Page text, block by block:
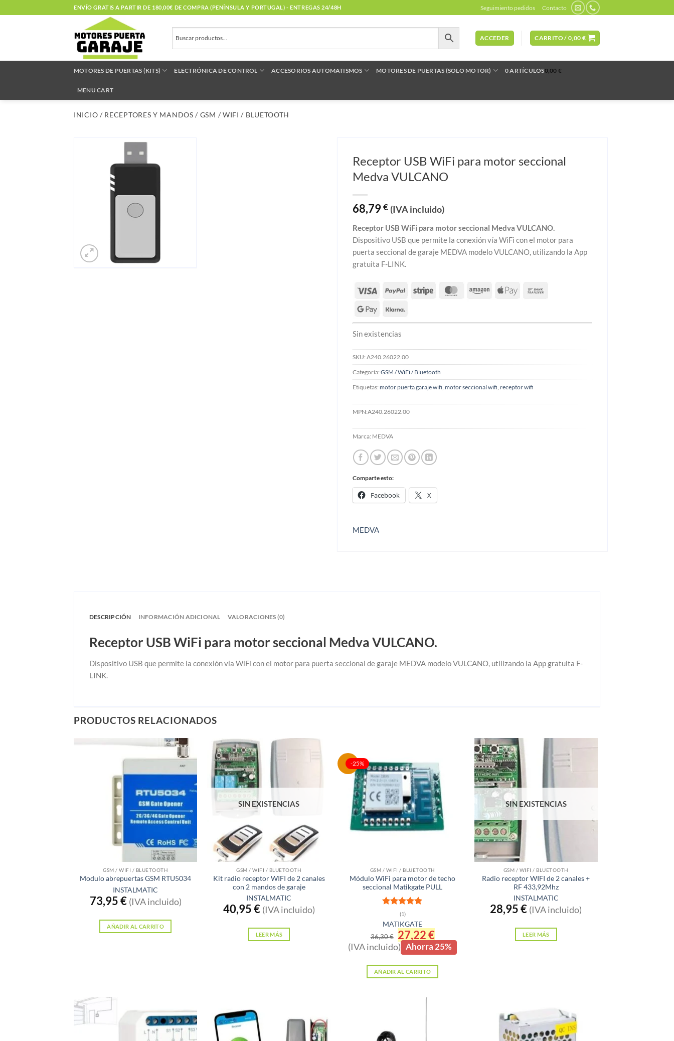
al
ENVÍO GRATIS A PARTIR DE 180,00€ DE COMPRA (PENÍNSULA Y PORTUGAL) - ENTREGAS 24/48H Seguimiento pedidos Contacto
ACCEDER CARRITO / 0,00 €
MOTORES DE PUERTAS (KITS) ELECTRÓNICA DE CONTROL ACCESORIOS AUTOMATISMOS MOTORES DE PUERTAS (SOLO MOTOR) 0 ARTÍCULOS0,00 €
MENU CART
INICIO / RECEPTORES Y MANDOS / GSM / WIFI / BLUETOOTH
Receptor USB WiFi para motor seccional
Medva VULCANO
68,79 € (IVA incluido)
Receptor USB WiFi para motor seccional Medva VULCANO.
Dispositivo USB que permite la conexión vía WiFi con el motor para
puerta seccional de garaje MEDVA modelo VULCANO, utilizando la App
gratuita F-LINK.
Sin existencias
SKU: A240.26022.00
Categoría: GSM / WiFi / Bluetooth
Etiquetas: motor puerta garaje wifi, motor seccional wifi, receptor wifi
MPN:A240.26022.00
Marca: MEDVA
Comparte esto:
Facebook X
MEDVA
DESCRIPCIÓN INFORMACIÓN ADICIONAL VALORACIONES (0)
Receptor USB WiFi para motor seccional Medva VULCANO.
Dispositivo USB que permite la conexión vía WiFi con el motor para puerta seccional de garaje MEDVA modelo VULCANO, utilizando la App gratuita F-
LINK.
PRODUCTOS RELACIONADOS
GSM / WIFI / BLUETOOTH
Modulo abrepuertas GSM RTU5034
INSTALMATIC
73,95€ (IVA incluido)
AÑADIR AL CARRITO
SIN EXISTENCIAS
GSM / WIFI / BLUETOOTH
Kit radio receptor WIFI de 2 canales
con 2 mandos de garaje
INSTALMATIC
40,95€ (IVA incluido)
LEER MÁS
-25%
GSM / WIFI / BLUETOOTH
Módulo WiFi para motor de techo
seccional Matikgate PULL
Valorado
con5de 5
(1)
MATIKGATE
36,30€ El
precio
original
era:
36,30 €.
27,22€El
precio
actual
es:
27,22 €.
(IVA incluido) Ahorra 25%
AÑADIR AL CARRITO
SIN EXISTENCIAS
GSM / WIFI / BLUETOOTH
Radio receptor WIFI de 2 canales +
RF 433,92Mhz
INSTALMATIC
28,95€ (IVA incluido)
LEER MÁS